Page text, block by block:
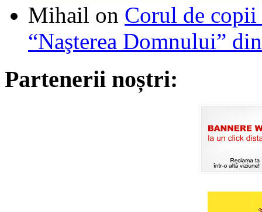
Mihail on Corul de
“Naşterea Domnului”
Partenerii noștri: